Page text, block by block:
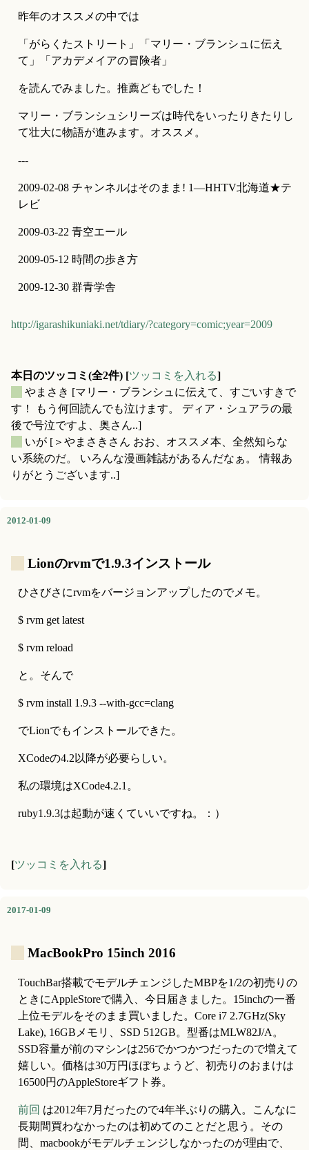
昨年のオススメの中では
「がらくたストリート」「マリー・ブランシュに伝え
て」「アカデメイアの冒険者」
を読んでみました。推薦どもでした！
マリー・ブランシュシリーズは時代をいったりきたりし
て壮大に物語が進みます。オススメ。
---
2009-02-08 チャンネルはそのまま! 1―HHTV北海道★テ
レビ
2009-03-22 青空エール
2009-05-12 時間の歩き方
2009-12-30 群青学舎
http://igarashikuniaki.net/tdiary/?category=comic;year=2009
本日のツッコミ(全2件) [ツッコミを入れる]
やまさき [マリー・ブランシュに伝えて、すごいすきで
す！ もう何回読んでも泣けます。 ディア・シュアラの最
後で号泣ですよ、奥さん..]
いが [＞やまさきさん おお、オススメ本、全然知らな
い系統のだ。 いろんな漫画雑誌があるんだなぁ。 情報あ
りがとうございます..]
2012-01-09
Lionのrvmで1.9.3インストール
ひさびさにrvmをバージョンアップしたのでメモ。
$ rvm get latest
$ rvm reload
と。そんで
$ rvm install 1.9.3 --with-gcc=clang
でLionでもインストールできた。
XCodeの4.2以降が必要らしい。
私の環境はXCode4.2.1。
ruby1.9.3は起動が速くていいですね。：）
[ツッコミを入れる]
2017-01-09
MacBookPro 15inch 2016
TouchBar搭載でモデルチェンジしたMBPを1/2の初売りの
ときにAppleStoreで購入、今日届きました。15inchの一番
上位モデルをそのまま買いました。Core i7 2.7GHz(Sky
Lake), 16GBメモリ、SSD 512GB。型番はMLW82J/A。
SSD容量が前のマシンは256でかつかつだったので増えて
嬉しい。価格は30万円ほぼちょうど、初売りのおまけは
16500円のAppleStoreギフト券。
前回 は2012年7月だったので4年半ぶりの購入。こんなに
長期間買わなかったのは初めてのことだと思う。その
間、macbookがモデルチェンジしなかったのが理由で、